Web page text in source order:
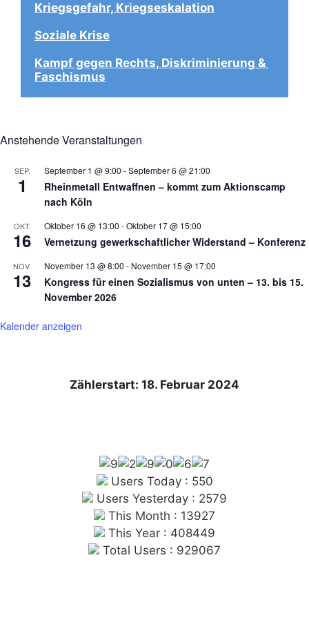
Kriegsgefahr, Kriegseskalation
Soziale Krise
Kampf gegen Rechts, Diskriminierung &
Faschismus
Anstehende Veranstaltungen
SEP.
1
September 1 @ 9:00 -September 6 @ 21:00
Rheinmetall Entwaffnen – kommt zum Aktionscamp
nach Köln
OKT.
16
Oktober 16 @ 13:00 -Oktober 17 @ 15:00
Vernetzung gewerkschaftlicher Widerstand – Konferenz
NOV.
13
November 13 @ 8:00 - November 15 @ 17:00
Kongress für einen Sozialismus von unten – 13. bis 15.
November 2026
Kalender anzeigen
Zählerstart: 18. Februar 2024
Users Today : 550
Users Yesterday : 2579
This Month : 13927
This Year : 408449
Total Users : 929067